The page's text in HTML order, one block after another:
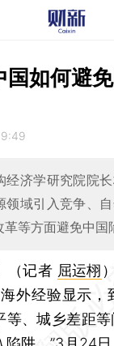
国如何避
经济学研究院院
领域引入竞争、
革等方面避免中国
（记者 屈运栩
外经验显示，
等、城乡差距